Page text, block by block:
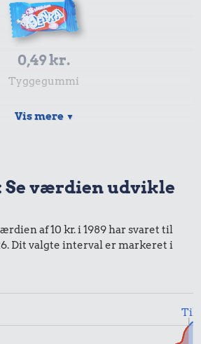
0,49 kr.
Tyggegummi
Vis mere ▼
Se værdien udvikle
af 10 kr. i 1989 har svaret til
Dit valgte interval er markeret i
Til